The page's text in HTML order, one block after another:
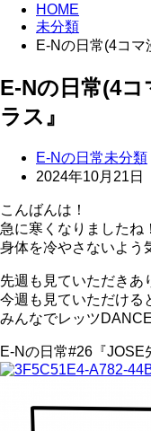
HOME
未分類
E-Nの日常(4コマ
E-Nの日常(4コ
ラス』
E-Nの日常未分類
2024年10月21日
こんばんは！
急に寒くなりましたね！
身体を冷やさないよう
先週も見ていただきあ
今週も見ていただける
みんなでレッツDANCE
E-Nの日常#26『JOSE